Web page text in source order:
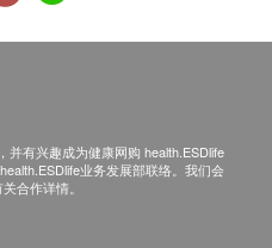
排。
印本，本院将另收取行政
有兴趣成为健康网购 health.ESDlife
业务发展部联络。我们会
合作详情。